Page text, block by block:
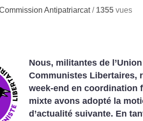
Antipatriarcat/ 1355 vues
Nous, militantes de l’Union
Communistes Libertaires,
week-end en coordination
mixte avons adopté la
d’actualité suivante. En